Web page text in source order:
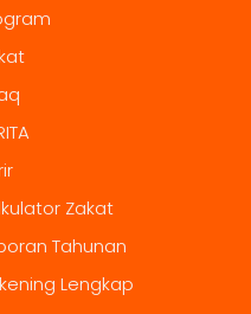
Zakat
Tahunan
Lengkap